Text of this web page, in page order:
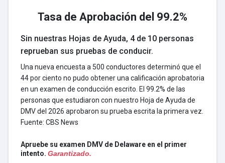
Tasa de Aprobación del 99.2%
Sin nuestras Hojas de Ayuda, 4 de 10 personas
reprueban sus pruebas de conducir.
Una nueva encuesta a 500 conductores determinó que el
44 por ciento no pudo obtener una calificación aprobatoria
en un examen de conducción escrito. El 99.2% de las
personas que estudiaron con nuestro Hoja de Ayuda de
DMV del 2026 aprobaron su prueba escrita la primera vez.
Fuente: CBS News
Apruebe su examen DMV de Delaware en el primer
intento. Garantizado.